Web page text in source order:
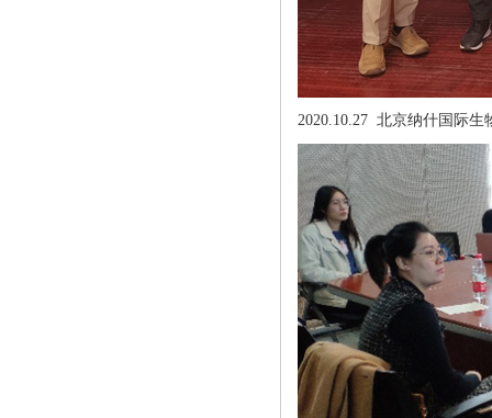
2020.10.27 北京纳什国际生